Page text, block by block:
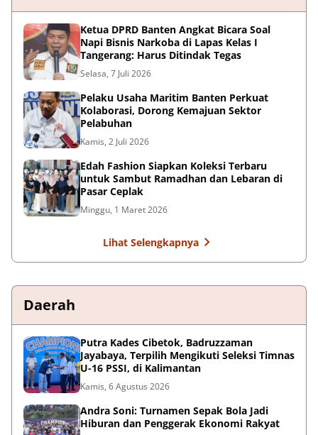
Ketua DPRD Banten Angkat Bicara Soal
Napi Bisnis Narkoba di Lapas Kelas I
Tangerang: Harus Ditindak Tegas
Selasa, 7 Juli 2026
Pelaku Usaha Maritim Banten Perkuat
Kolaborasi, Dorong Kemajuan Sektor
Pelabuhan
Kamis, 2 Juli 2026
Edah Fashion Siapkan Koleksi Terbaru
untuk Sambut Ramadhan dan Lebaran di
Pasar Ceplak
Minggu, 1 Maret 2026
Lihat Selengkapnya
Daerah
Putra Kades Cibetok, Badruzzaman
Jayabaya, Terpilih Mengikuti Seleksi Timnas
U-16 PSSI, di Kalimantan
Kamis, 6 Agustus 2026
Andra Soni: Turnamen Sepak Bola Jadi
Hiburan dan Penggerak Ekonomi Rakyat